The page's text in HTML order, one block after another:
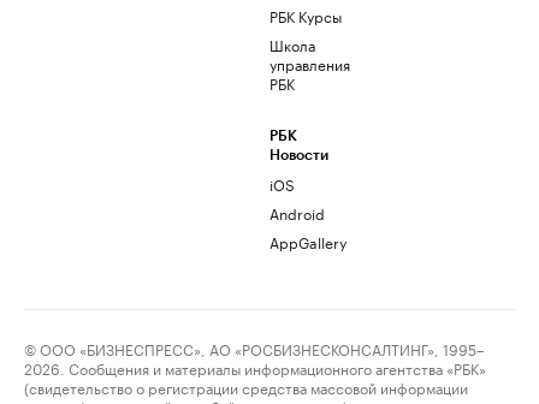
РБК Курсы
Школа
управления
РБК
РБК
Новости
iOS
Android
AppGallery
© ООО «БИЗНЕСПРЕСС», АО «РОСБИЗНЕСКОНСАЛТИНГ», 1995–
2026. Сообщения и материалы информационного агентства «РБК»
(свидетельство о регистрации средства массовой информации